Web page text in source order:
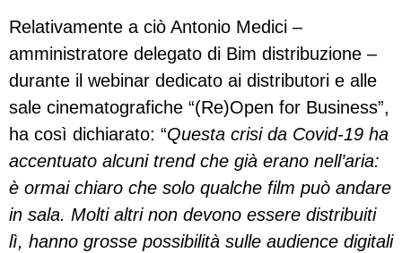
Relativamente a ciò Antonio Medici –
amministratore delegato di Bim distribuzione –
durante il webinar dedicato ai distributori e alle
sale cinematografiche “(Re)Open for Business”,
ha così dichiarato: “Questa crisi da Covid-19 ha
accentuato alcuni trend che già erano nell’aria:
è ormai chiaro che solo qualche film può andare
in sala. Molti altri non devono essere distribuiti
lì, hanno grosse possibilità sulle audience digitali